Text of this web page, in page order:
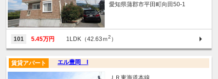
愛知県蒲郡市平田町向田50-1
101 5.45万円 1LDK（42.63ｍ2 ）
エル豊岡 I
賃貸アパート
ＪＲ東海道本線